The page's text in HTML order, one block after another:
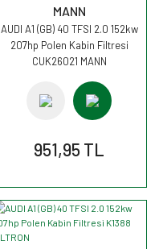
MANN
AUDI A1 (GB) 40 TFSI 2.0 152kw
207hp Polen Kabin Filtresi
CUK26021 MANN
951,95 TL